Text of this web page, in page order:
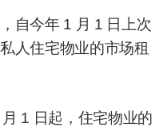
自今年 1 月 1 日
上次
人住宅物业的市场租
1 日起，住宅物业的